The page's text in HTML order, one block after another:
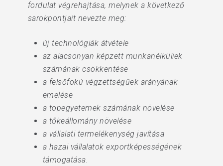
fordulat végrehajtása, melynek a következő
sarokpontjait nevezte meg:
új technológiák átvétele
az alacsonyan képzett munkanélküliek
számának csökkentése
a felsőfokú végzettségűek arányának
emelése
a topegyetemek számának növelése
a tőkeállomány növelése
a vállalati termelékenység javítása
a hazai vállalatok exportképességének
támogatása.